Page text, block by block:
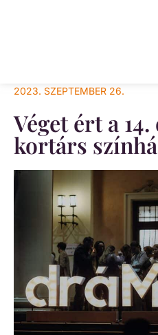
2023. SZEPTEMBER 26.
Véget ért a
kortárs